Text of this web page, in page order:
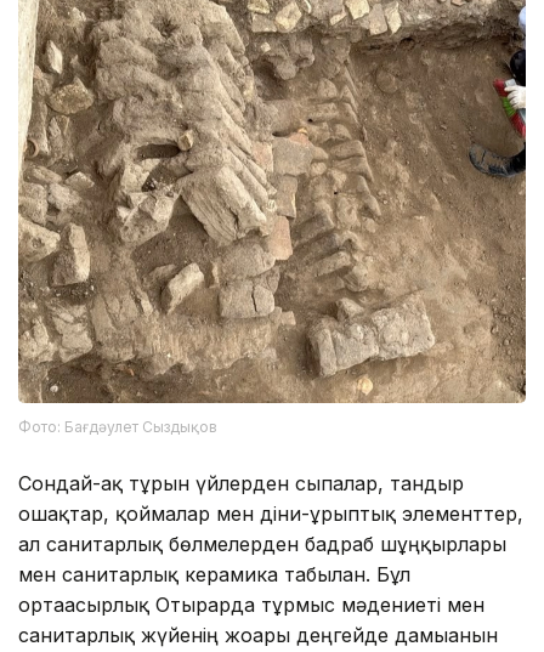
Фото: Бағдәулет Сыздықов
Сондай-ақ тұрғын үйлерден сыпалар, тандыр
ошақтар, қоймалар мен діни-ғұрыптық элементтер,
ал санитарлық бөлмелерден бадраб шұңқырлары
мен санитарлық керамика табылған. Бұл
ортағасырлық Отырарда тұрмыс мәдениеті мен
санитарлық жүйенің жоғары деңгейде дамығанын